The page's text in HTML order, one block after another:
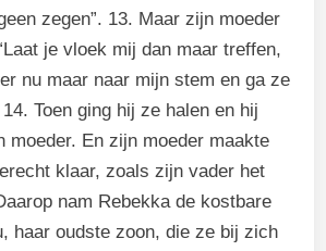
zegen”. 13. Maar zijn moeder
je vloek mij dan maar treffen,
nu maar naar mijn stem en ga ze
Toen ging hij ze halen en hij
moeder. En zijn moeder maakte
klaar, zoals zijn vader het
nam Rebekka de kostbare
haar oudste zoon, die ze bij zich